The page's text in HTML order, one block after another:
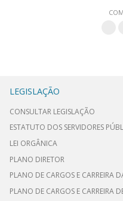
LEGISLAÇÃO
CONSULTAR LEGISLAÇÃO
ESTATUTO DOS SERVIDORES
LEI ORGÂNICA
PLANO DIRETOR
PLANO DE CARGOS E CARREIRA
PLANO DE CARGOS E CARREIRA